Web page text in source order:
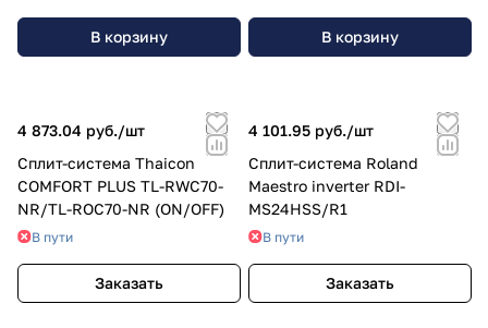
В корзину В корзину
4 873.04 руб./шт
Сплит-система Thaicon
COMFORT PLUS TL-RWC70-
NR/TL-ROC70-NR (ON/OFF)
В пути
Заказать
4 101.95 руб./шт
Сплит-система Roland
Maestro inverter RDI-
MS24HSS/R1
В пути
Заказать